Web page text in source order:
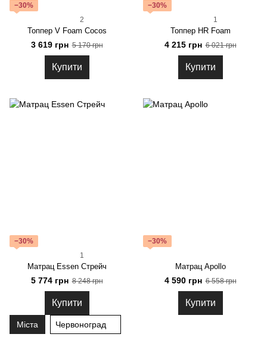
−30%
2
Топпер V Foam Cocos
3 619 грн 5 170 грн
Купити
−30%
1
Топпер HR Foam
4 215 грн 6 021 грн
Купити
−30%
1
Матрац Essen Стрейч
5 774 грн 8 248 грн
Купити
−30%
Матрац Apollo
4 590 грн 6 558 грн
Купити
Міста Червоноград